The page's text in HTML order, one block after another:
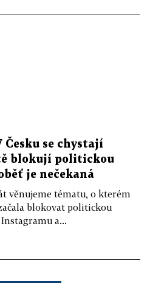
Česku se chystají
blokují politickou
je nečekaná
věnujeme tématu, o kterém
blokovat politickou
a...